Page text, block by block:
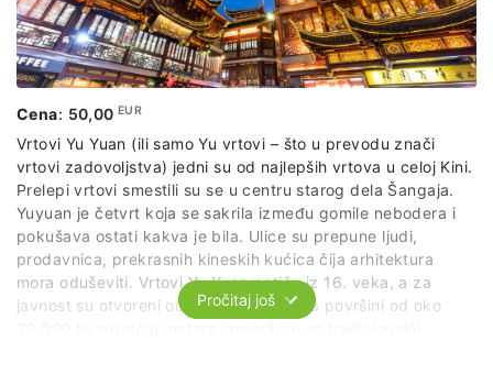
Cena: 50,00EUR
Vrtovi Yu Yuan (ili samo Yu vrtovi – što u prevodu znači
vrtovi zadovoljstva) jedni su od najlepših vrtova u celoj Kini.
Prelepi vrtovi smestili su se u centru starog dela Šangaja.
Yuyuan je četvrt koja se sakrila između gomile nebodera i
pokušava ostati kakva je bila. Ulice su prepune ljudi,
prodavnica, prekrasnih kineskih kućica čija arhitektura
mora oduševiti. Vrtovi Yu Yuan potiču iz 16. veka, a za
javnost su otvoreni od 1961. godine. Na površini od oko
Pročitaj još